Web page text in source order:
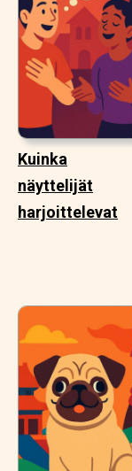
Kuinka
näyttelijät
harjoittelevat